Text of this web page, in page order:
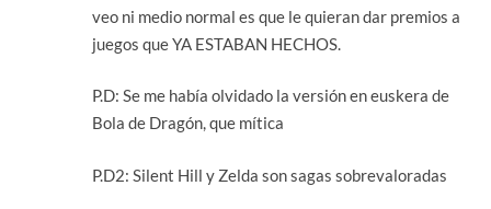
veo ni medio normal es que le quieran dar premios a
juegos que YA ESTABAN HECHOS.
P.D: Se me había olvidado la versión en euskera de
Bola de Dragón, que mítica
P.D2: Silent Hill y Zelda son sagas sobrevaloradas